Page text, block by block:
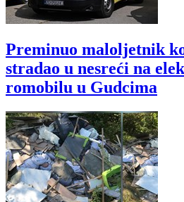
Preminuo maloljetnik
stradao u nesreći na
romobilu u Gudcima